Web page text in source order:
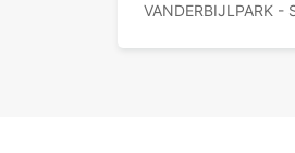
VANDERBIJLPARK -